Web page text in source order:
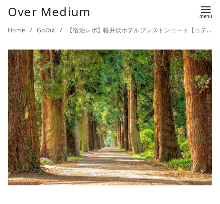
Over Medium
Home GoOut 【宿泊レポ】軽井沢ホテルブレストンコート【コテージに宿泊】【子連れ】